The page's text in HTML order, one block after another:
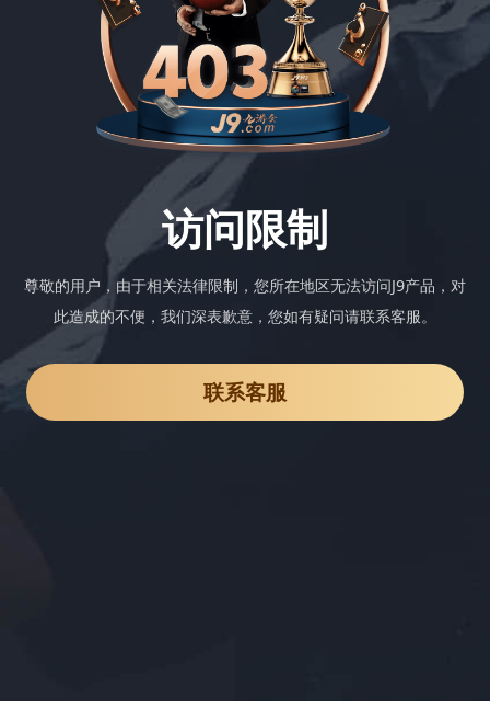
访问限制
尊敬的用户，由于相关法律限制，您所在地区无法访问J9产品，对
此造成的不便，我们深表歉意，您如有疑问请联系客服。
联系客服